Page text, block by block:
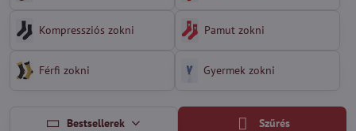
Kompressziós zokni Pamut zokni
Férfi zokni Gyermek zokni
Bestsellerek Szűrés